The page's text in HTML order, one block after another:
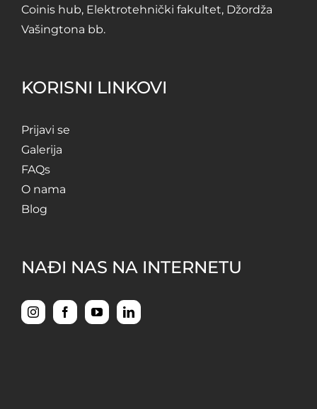
Coinis hub, Elektrotehnički fakultet, Džordža
Vašingtona bb.
KORISNI LINKOVI
Prijavi se
Galerija
FAQs
O nama
Blog
NAĐI NAS NA INTERNETU